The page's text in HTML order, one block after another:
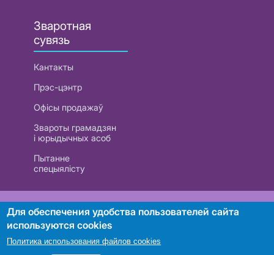
Зваротная
сувязь
Кантакты
Прэс-цэнтр
Офісы продажаў
Звароты грамадзян
і юрыдычных асоб
Пытанне
спецыялісту
РУП «Белтэлекам». УНП 101007741
Для обеспечения удобства пользователей сайта
используются cookies
Политика использования файлов cookies